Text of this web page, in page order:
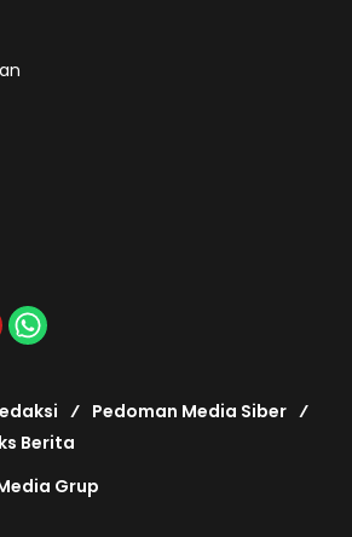
Pedoman Media Siber
Berita
Grup